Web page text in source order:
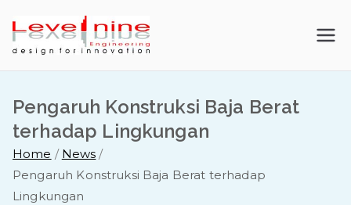
content
Engineerin
g |
Kontraktor
Pengaruh Konstruksi Baja Berat
terhadap Lingkungan
Home
News
Pengaruh Konstruksi Baja Berat terhadap
Lingkungan